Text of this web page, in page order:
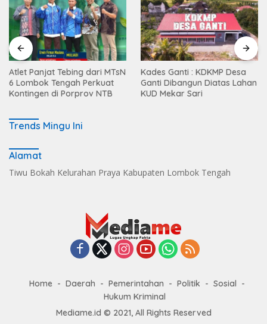
Atlet Panjat Tebing dari MTsN
6 Lombok Tengah Perkuat
Kontingen di Porprov NTB
Kades Ganti : KDKMP Desa
Ganti Dibangun Diatas Lahan
KUD Mekar Sari
Trends Mingu Ini
Alamat
Tiwu Bokah Kelurahan Praya Kabupaten Lombok Tengah
Home Daerah Pemerintahan Politik
Sosial
Hukum Kriminal
Mediame.id © 2021, All Rights Reserved